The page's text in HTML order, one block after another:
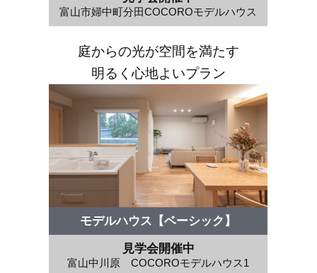
富山市婦中町分田COCOROモデルハウス
庭からの光が空間を満たす
明るく心地よいプラン
モデルハウス【ベーシック】
見学会開催中
富山中川原 COCOROモデルハウス1